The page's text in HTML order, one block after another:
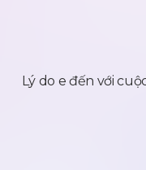
Lý do e đến với